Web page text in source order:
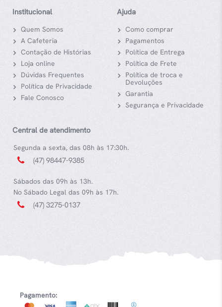
Institucional
Quem Somos
A Cafeteria
Contação de Histórias
Loja online
Dúvidas Frequentes
Política de Privacidade
Fale Conosco
Ajuda
Como comprar
Pagamentos
Política de Entrega
Política de Frete
Política de troca e
Devoluções
Garantia
Segurança e Privacidade
Central de atendimento
Segunda a sexta, das 08h às 17:30h.
(47) 98447-9385
Sábados das 09h às 13h.
No Sábado Legal das 09h às 17h.
(47) 3275-0137
Pagamento: